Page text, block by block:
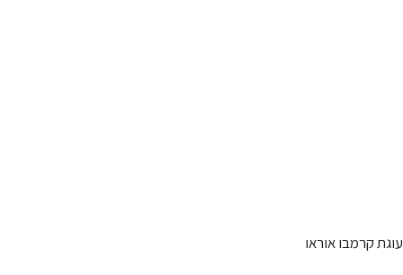
עוגת קרמבו אוראו